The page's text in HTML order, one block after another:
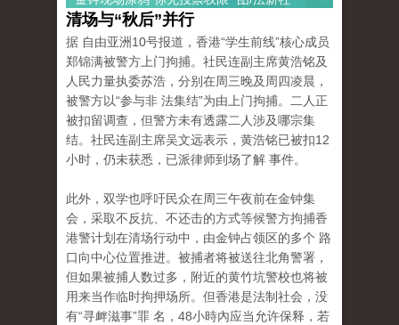
清场与“秋后”并行
据 自由亚洲10号报道，香港“学生前线”核心成员
郑锦满被警方上门拘捕。社民连副主席黄浩铭及
人民力量执委苏浩，分别在周三晚及周四凌晨，
被警方以“参与非 法集结”为由上门拘捕。二人正
被扣留调查，但警方未有透露二人涉及哪宗集
结。社民连副主席吴文远表示，黄浩铭已被扣12
小时，仍未获悉，已派律师到场了解 事件。
此外，双学也呼吁民众在周三午夜前在金钟集
会，采取不反抗、不还击的方式等候警方拘捕香
港警计划在清场行动中，由金钟占领区的多个 路
口向中心位置推进。被捕者将被送往北角警署，
但如果被捕人数过多，附近的黄竹坑警校也将被
用来当作临时拘押场所。但香港是法制社会，没
有“寻衅滋事”罪 名，48小時內应当允许保释，若